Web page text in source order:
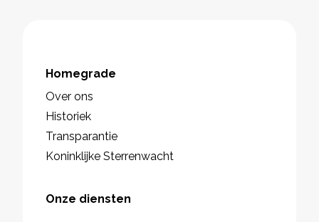
Homegrade
Over ons
Historiek
Transparantie
Koninklijke Sterrenwacht
Onze diensten